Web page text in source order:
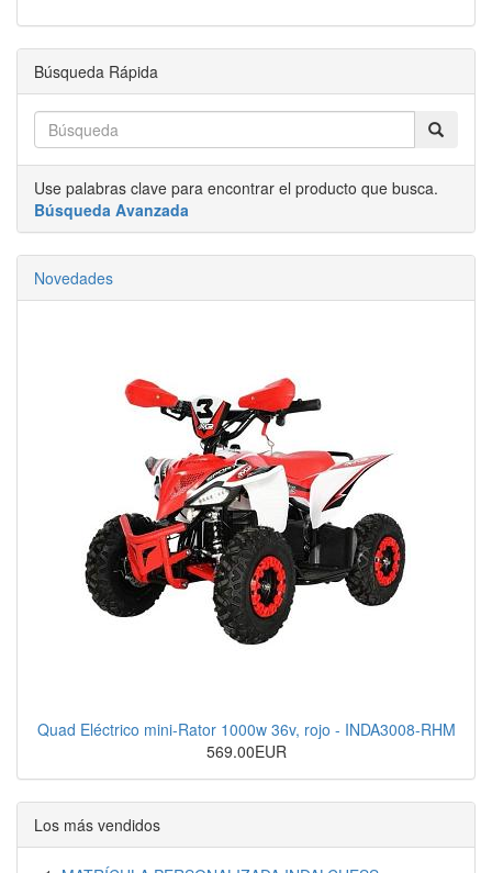
Búsqueda Rápida
Use palabras clave para encontrar el producto que busca.
Búsqueda Avanzada
Novedades
Quad Eléctrico mini-Rator 1000w 36v, rojo - INDA3008-RHM
569.00EUR
Los más vendidos